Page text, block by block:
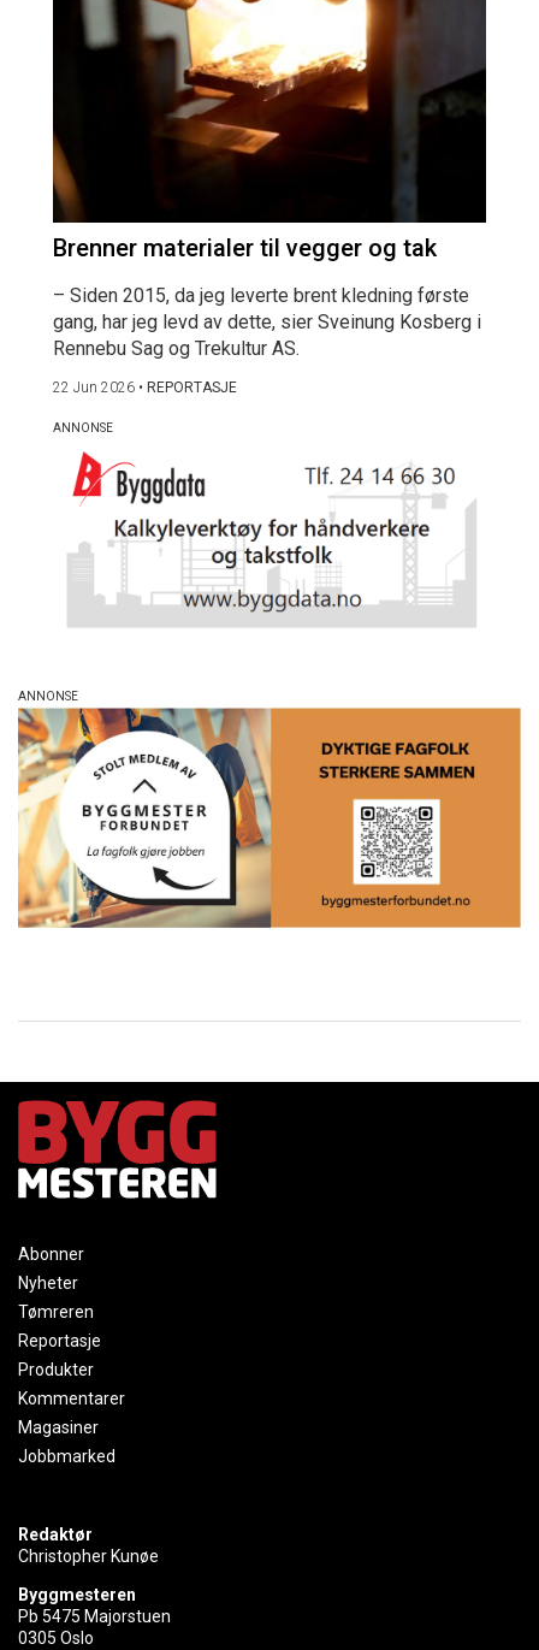
Brenner materialer til vegger og tak
– Siden 2015, da jeg leverte brent kledning første
gang, har jeg levd av dette, sier Sveinung Kosberg i
Rennebu Sag og Trekultur AS.
22 Jun 2026 • REPORTASJE
Abonner
Nyheter
Tømreren
Reportasje
Produkter
Kommentarer
Magasiner
Jobbmarked
Redaktør
Christopher Kunøe
Byggmesteren
Pb 5475 Majorstuen
0305 Oslo